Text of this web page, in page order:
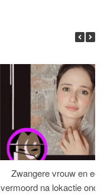
Zwangere vrouw en
vermoord na lokactie